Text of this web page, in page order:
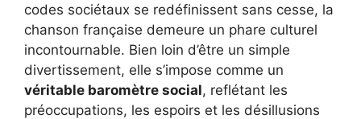
codes sociétaux se redéfinissent sans cesse, la
chanson française demeure un phare culturel
incontournable. Bien loin d’être un simple
divertissement, elle s’impose comme un
véritable baromètre social, reflétant les
préoccupations, les espoirs et les désillusions